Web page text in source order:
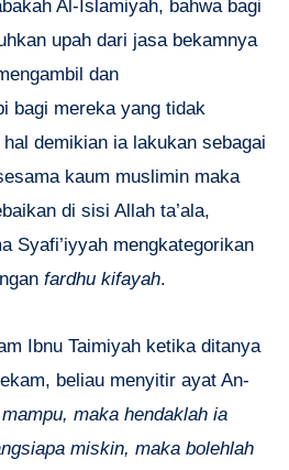
Al-Islamiyah, bahwa bagi
upah dari jasa bekamnya
dan
bagi mereka yang tidak
demikian ia lakukan sebagai
kaum muslimin maka
di sisi Allah ta’ala,
Syafi’iyyah mengkategorikan
fardhu kifayah.
Ibnu Taimiyah ketika ditanya
beliau menyitir ayat An-
maka hendaklah ia
miskin, maka bolehlah